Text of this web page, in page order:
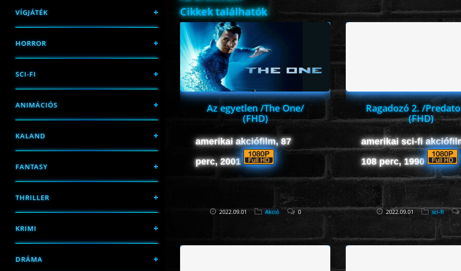
VÍGJÁTÉK
HORROR
SCI-FI
ANIMÁCIÓS
KALAND
FANTASY
THRILLER
KRIMI
DRÁMA
Cikkek találhatók
Az egyetlen /The One/
(FHD)
amerikai akciófilm, 87
perc, 2001
2022.09.01 Akció 0
Ragadozó 2. /
(FHD)
amerikai sci-fi
108 perc, 1990
2022.09.01 sci-fi